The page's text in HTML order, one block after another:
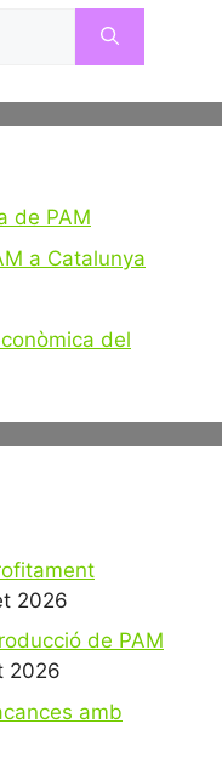
de PAM
a Catalunya
del
2026
de PAM
2026
amb